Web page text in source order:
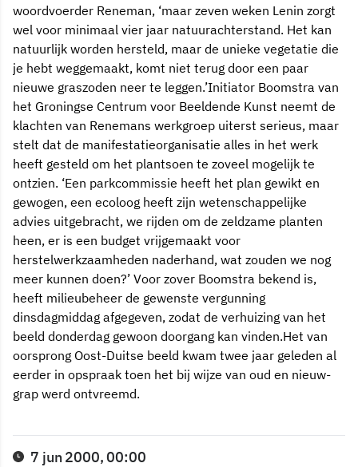
woordvoerder Reneman, ‘maar zeven weken Lenin zorgt
wel voor minimaal vier jaar natuurachterstand. Het kan
natuurlijk worden hersteld, maar de unieke vegetatie die
je hebt weggemaakt, komt niet terug door een paar
nieuwe graszoden neer te leggen.’Initiator Boomstra van
het Groningse Centrum voor Beeldende Kunst neemt de
klachten van Renemans werkgroep uiterst serieus, maar
stelt dat de manifestatieorganisatie alles in het werk
heeft gesteld om het plantsoen te zoveel mogelijk te
ontzien. ‘Een parkcommissie heeft het plan gewikt en
gewogen, een ecoloog heeft zijn wetenschappelijke
advies uitgebracht, we rijden om de zeldzame planten
heen, er is een budget vrijgemaakt voor
herstelwerkzaamheden naderhand, wat zouden we nog
meer kunnen doen?’ Voor zover Boomstra bekend is,
heeft milieubeheer de gewenste vergunning
dinsdagmiddag afgegeven, zodat de verhuizing van het
beeld donderdag gewoon doorgang kan vinden.Het van
oorsprong Oost-Duitse beeld kwam twee jaar geleden al
eerder in opspraak toen het bij wijze van oud en nieuw-
grap werd ontvreemd.
7 jun 2000, 00:00